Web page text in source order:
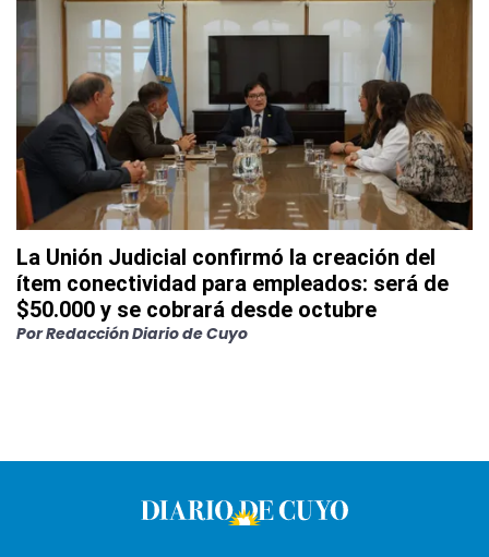
La Unión Judicial confirmó la creación del
ítem conectividad para empleados: será de
$50.000 y se cobrará desde octubre
PorRedacción Diario de Cuyo